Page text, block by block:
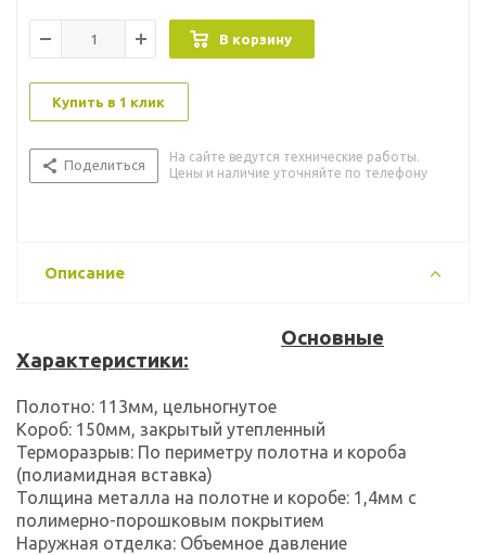
В корзину
Купить в 1 клик
Поделиться
На сайте ведутся технические работы.
Цены и наличие уточняйте по телефону
Описание
Основные
Характеристики:
Полотно: 113мм, цельногнутое
Короб: 150мм, закрытый утепленный
Терморазрыв: По периметру полотна и короба
(полиамидная вставка)
Толщина металла на полотне и коробе: 1,4мм с
полимерно-порошковым покрытием
Наружная отделка: Объемное давление